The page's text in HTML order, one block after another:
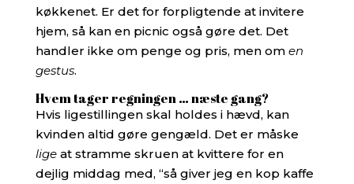
køkkenet. Er det for forpligtende at invitere
hjem, så kan en picnic også gøre det. Det
handler ikke om penge og pris, men om en
gestus.
Hvem tager regningen … næste gang?
Hvis ligestillingen skal holdes i hævd, kan
kvinden altid gøre gengæld. Det er måske
ligeat stramme skruen at kvittere for en
dejlig middag med, “så giver jeg en kop kaffe